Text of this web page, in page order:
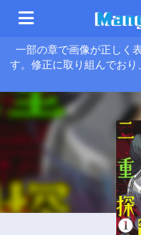
一部の章で画像が正しく
す。修正に取り組んでお